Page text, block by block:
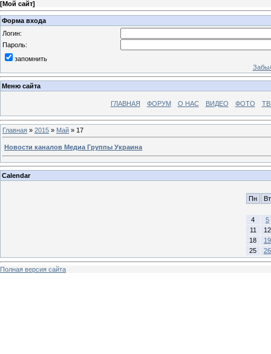
[Мой сайт]
Форма входа
Логин:
Пароль:
запомнить
Меню сайта
ГЛАВНАЯ ФОРУМ О НАС ВИДЕО ФОТО ТВ
Главная » 2015 » Май » 17
Новости каналов Медиа Группы Украина
Calendar
Пн Вт
4
5
11
12
18
19
25
26
Полная версия сайта